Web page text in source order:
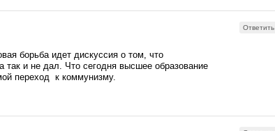
Ответить
борьба идет дискуссия о том, что
так и не дал. Что сегодня высшее образование
переход к коммунизму.